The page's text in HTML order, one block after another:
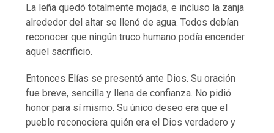
La leña quedó totalmente mojada, e incluso la zanja
alrededor del altar se llenó de agua. Todos debían
reconocer que ningún truco humano podía encender
aquel sacrificio.
Entonces Elías se presentó ante Dios. Su oración
fue breve, sencilla y llena de confianza. No pidió
honor para sí mismo. Su único deseo era que el
pueblo reconociera quién era el Dios verdadero y